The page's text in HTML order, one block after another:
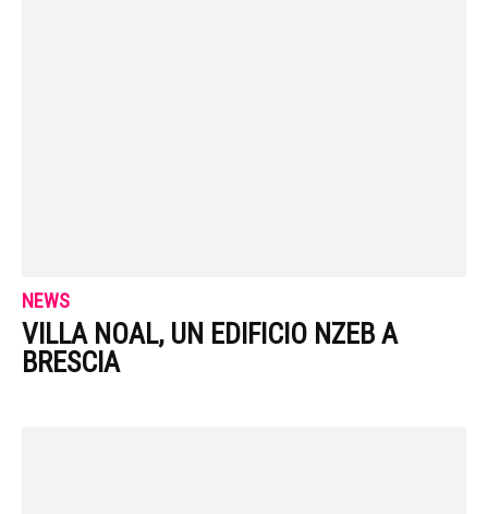
NEWS
VILLA NOAL, UN EDIFICIO NZEB A
BRESCIA